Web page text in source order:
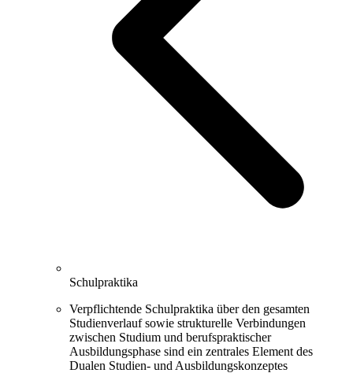
Schulpraktika
Verpflichtende Schulpraktika über den gesamten
Studienverlauf sowie strukturelle Verbindungen
zwischen Studium und berufspraktischer
Ausbildungsphase sind ein zentrales Element des
Dualen Studien- und Ausbildungskonzeptes